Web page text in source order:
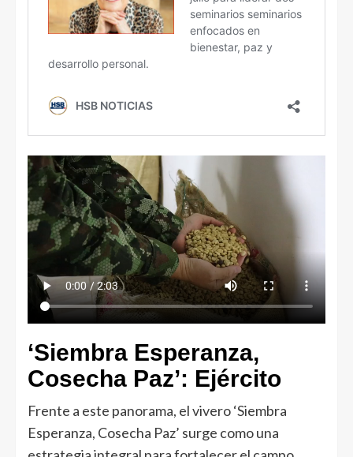
‘Siembra Esperanza,
Cosecha Paz’: Ejército
Frente a este panorama, el vivero ‘Siembra
Esperanza, Cosecha Paz’ surge como una